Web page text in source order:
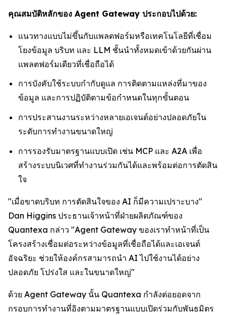
คุณสมบัติหลักของ Agent Gateway ประกอบไปด้วย:
แนวทางแบบไม่ขึ้นกับแพลตฟอร์มหรือเทคโนโลยีที่เชื่อม
โยงข้อมูล บริบท และ LLM ชั้นนำทั้งหมดเข้าด้วยกันผ่าน
แพลตฟอร์มเดียวที่เชื่อถือได้
การบังคับใช้ระบบกำกับดูแล การติดตามแหล่งที่มาของ
ข้อมูล และการปฏิบัติตามข้อกำหนดในทุกขั้นตอน
การประสานงานระหว่างหลายเอเจนต์อย่างปลอดภัยใน
ระดับการทำงานขนาดใหญ่
การรองรับมาตรฐานแบบเปิด เช่น MCP และ A2A เพื่อ
สร้างระบบนิเวศที่ทำงานร่วมกันได้และพร้อมต่อการตัดสิน
ใจ
"เมื่อขาดบริบท การตัดสินใจของ AI ก็มีความเปราะบาง"
Dan Higgins ประธานเจ้าหน้าที่ฝ่ายผลิตภัณฑ์ของ
Quantexa กล่าว "Agent Gateway ของเราทำหน้าที่เป็น
โครงสร้างเชื่อมต่อระหว่างข้อมูลที่เชื่อถือได้และเอเจนต์
อัจฉริยะ ช่วยให้องค์กรสามารถนำ AI ไปใช้งานได้อย่าง
ปลอดภัย โปร่งใส และในขนาดใหญ่"
ด้วย Agent Gateway นั้น Quantexa กำลังต่อยอดจาก
กรอบการทำงานที่อิงตามมาตรฐานแบบเปิดร่วมกับพันธมิตร